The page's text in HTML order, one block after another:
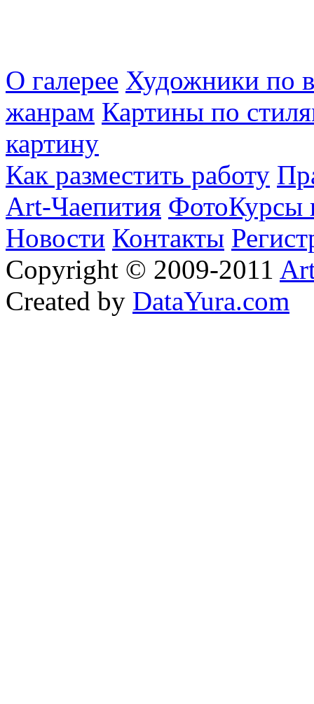
О галерее Художники по
жанрам Картины по
картину
Как разместить работу
Art-Чаепития ФотоКурсы
Новости Контакты
Copyright © 2009-2011
Created by DataYura.com